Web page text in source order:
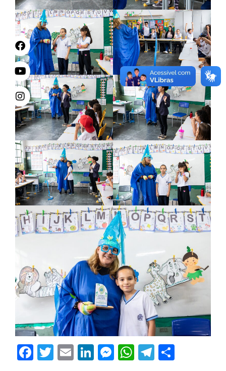
Facebook
Twitter
EmailLinkedIn
Messenger
WhatsApp
Telegram